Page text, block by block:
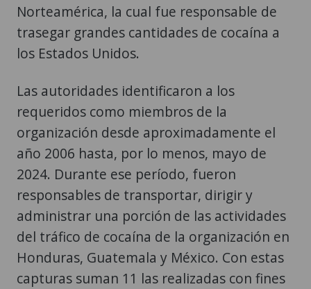
Norteamérica, la cual fue responsable de
trasegar grandes cantidades de cocaína a
los Estados Unidos.
Las autoridades identificaron a los
requeridos como miembros de la
organización desde aproximadamente el
año 2006 hasta, por lo menos, mayo de
2024. Durante ese período, fueron
responsables de transportar, dirigir y
administrar una porción de las actividades
del tráfico de cocaína de la organización en
Honduras, Guatemala y México. Con estas
capturas suman 11 las realizadas con fines